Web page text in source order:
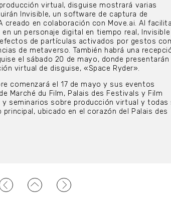
virtual, disguise mostrará varias
Invisible, un software de captura de
en colaboración con Move.ai. Al
un personaje digital en tiempo real, Invisible
de partículas activados por gestos
de metaverso. También habrá una
el sábado 20 de mayo, donde presentarán
virtual de disguise, «Space Ryder».
comenzará el 17 de mayo y sus eventos
Marché du Film, Palais des Festivals y Film
y seminarios sobre producción virtual y todas
ubicado en el corazón del Palais des